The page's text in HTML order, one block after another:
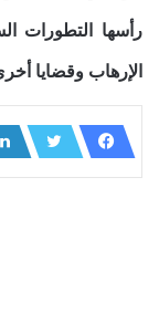
رأسها التطورات
الإرهاب وقضايا